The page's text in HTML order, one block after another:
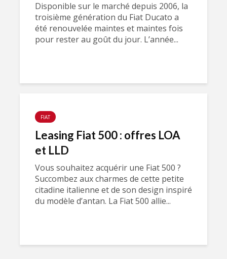
Disponible sur le marché depuis 2006, la
troisième génération du Fiat Ducato a
été renouvelée maintes et maintes fois
pour rester au goût du jour. L’année...
FIAT
Leasing Fiat 500 : offres LOA
et LLD
Vous souhaitez acquérir une Fiat 500 ?
Succombez aux charmes de cette petite
citadine italienne et de son design inspiré
du modèle d’antan. La Fiat 500 allie...